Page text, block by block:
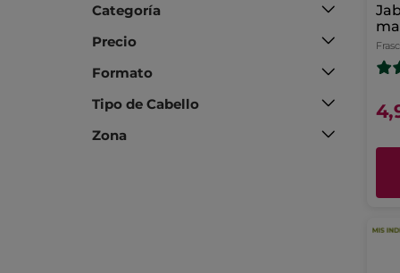
Categoría
Precio
Formato
Tipo de Cabello
Zona